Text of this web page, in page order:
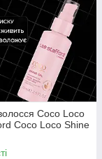
Coco Loco
Coco Loco Shine